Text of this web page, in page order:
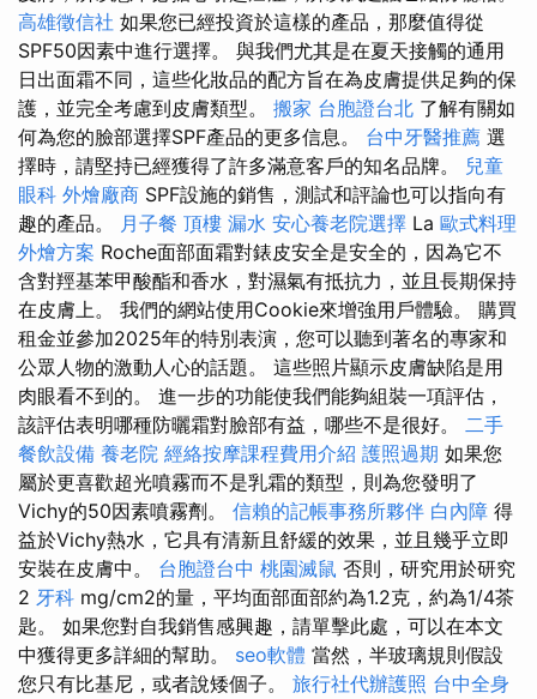
高雄徵信社 如果您已經投資於這樣的產品，那麼值得從
SPF50因素中進行選擇。 與我們尤其是在夏天接觸的通用
日出面霜不同，這些化妝品的配方旨在為皮膚提供足夠的保
護，並完全考慮到皮膚類型。 搬家 台胞證台北 了解有關如
何為您的臉部選擇SPF產品的更多信息。 台中牙醫推薦 選
擇時，請堅持已經獲得了許多滿意客戶的知名品牌。 兒童
眼科 外燴廠商 SPF設施的銷售，測試和評論也可以指向有
趣的產品。 月子餐 頂樓 漏水 安心養老院選擇 La 歐式料理
外燴方案 Roche面部面霜對錶皮安全是安全的，因為它不
含對羥基苯甲酸酯和香水，對濕氣有抵抗力，並且長期保持
在皮膚上。 我們的網站使用Cookie來增強用戶體驗。 購買
租金並參加2025年的特別表演，您可以聽到著名的專家和
公眾人物的激動人心的話題。 這些照片顯示皮膚缺陷是用
肉眼看不到的。 進一步的功能使我們能夠組裝一項評估，
該評估表明哪種防曬霜對臉部有益，哪些不是很好。 二手
餐飲設備 養老院 經絡按摩課程費用介紹 護照過期 如果您
屬於更喜歡超光噴霧而不是乳霜的類型，則為您發明了
Vichy的50因素噴霧劑。 信賴的記帳事務所夥伴 白內障 得
益於Vichy熱水，它具有清新且舒緩的效果，並且幾乎立即
安裝在皮膚中。 台胞證台中 桃園滅鼠 否則，研究用於研究
2 牙科 mg/cm2的量，平均面部面部約為1.2克，約為1/4茶
匙。 如果您對自我銷售感興趣，請單擊此處，可以在本文
中獲得更多詳細的幫助。 seo軟體 當然，半玻璃規則假設
您只有比基尼，或者說矮個子。 旅行社代辦護照 台中全身